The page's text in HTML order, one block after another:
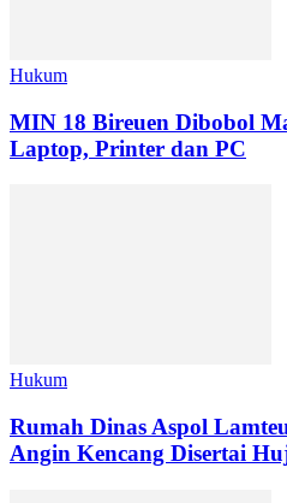
Hukum
MIN 18 Bireuen Dibobol
Laptop, Printer dan PC
Hukum
Rumah Dinas Aspol
Angin Kencang Disertai